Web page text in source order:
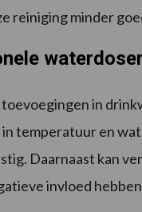
reiniging minder
in
temperatuur en
Daarnaast kan
invloed